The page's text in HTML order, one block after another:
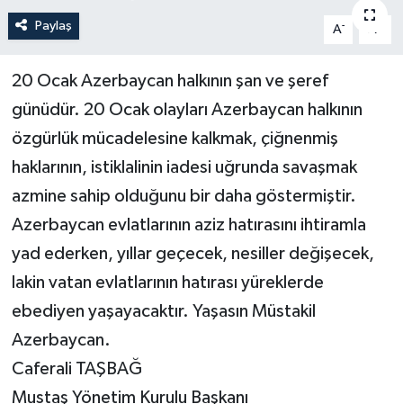
Paylaş A- A
20 Ocak Azerbaycan halkının şan ve şeref
günüdür. 20 Ocak olayları Azerbaycan halkının
özgürlük mücadelesine kalkmak, çiğnenmiş
haklarının, istiklalinin iadesi uğrunda savaşmak
azmine sahip olduğunu bir daha göstermiştir.
Azerbaycan evlatlarının aziz hatırasını ihtiramla
yad ederken, yıllar geçecek, nesiller değişecek,
lakin vatan evlatlarının hatırası yüreklerde
ebediyen yaşayacaktır. Yaşasın Müstakil
Azerbaycan.
Caferali TAŞBAĞ
Mustaş Yönetim Kurulu Başkanı